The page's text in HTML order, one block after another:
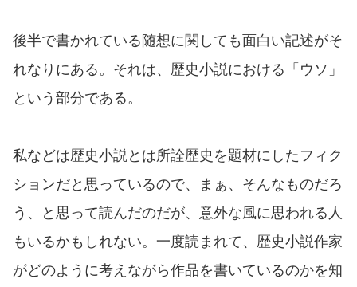
後半で書かれている随想に関しても面白い記述がそ
れなりにある。それは、歴史小説における「ウソ」
という部分である。
私などは歴史小説とは所詮歴史を題材にしたフィク
ションだと思っているので、まぁ、そんなものだろ
う、と思って読んだのだが、意外な風に思われる人
もいるかもしれない。一度読まれて、歴史小説作家
がどのように考えながら作品を書いているのかを知